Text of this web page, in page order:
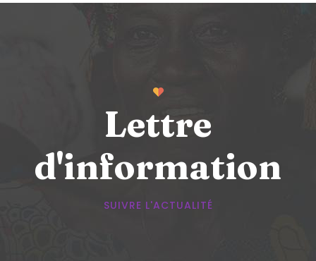
Lettre
d'information
SUIVRE L'ACTUALITÉ